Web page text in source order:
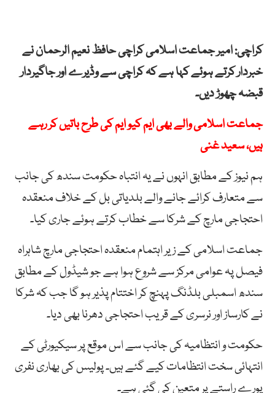
کراچی: امیر جماعت اسلامی کراچی حافظ نعیم الرحمان نے
خبردار کرتے ہوئے کہا ہے کہ کراچی سے وڈیرے اور جاگیردار
قبضہ چھوڑ دیں۔
جماعت اسلامی والے بھی ایم کیو ایم کی طرح باتیں کر رہے
ہیں، سعید غنی
ہم نیوز کے مطابق انہوں نے یہ انتباہ حکومت سندھ کی جانب
سے متعارف کرائے جانے والے بلدیاتی بل کے خلاف منعقدہ
احتجاجی مارچ کے شرکا سے خطاب کرتے ہوئے جاری کیا۔
جماعت اسلامی کے زیر اہتمام منعقدہ احتجاجی مارچ شاہراہ
فیصل پہ عوامی مرکز سے شروع ہوا ہے جو شیڈول کے مطابق
سندھ اسمبلی بلڈنگ پہنچ کر اختتام پذیر ہو گا جب کہ شرکا
نے کارساز اور نرسری کے قریب احتجاجی دھرنا بھی دیا۔
حکومت و انتظامیہ کی جانب سے اس موقع پر سیکیورٹی کے
انتہائی سخت انتظامات کیے گئے ہیں۔ پولیس کی بھاری نفری
پورے راستے پر متعین کی گئی ہے۔